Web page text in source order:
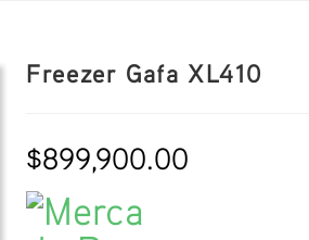
Freezer Gafa XL410
$899,900.00